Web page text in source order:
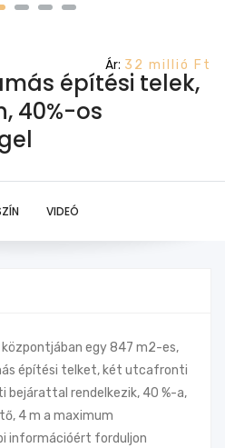
építési telek,
40%-os
Ár: 32 millió Ft
VIDEÓ
központjában egy 847 m2-es,
építési telket, két utcafronti
rendelkezik, 40 %-a,
4 m a maximum
információért forduljon